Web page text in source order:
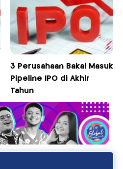
3 Perusahaan Bakal Masuk
Pipeline IPO di Akhir
Tahun